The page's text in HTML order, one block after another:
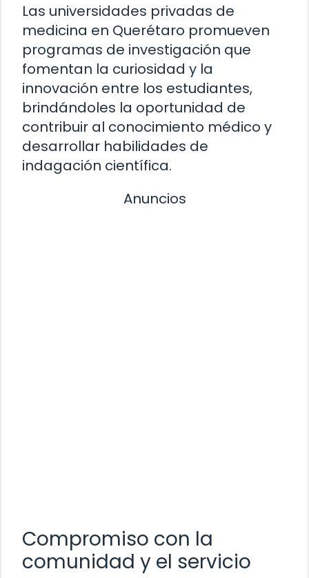
Las universidades privadas de
medicina en Querétaro promueven
programas de investigación que
fomentan la curiosidad y la
innovación entre los estudiantes,
brindándoles la oportunidad de
contribuir al conocimiento médico y
desarrollar habilidades de
indagación científica.
Anuncios
Compromiso con la
comunidad y el servicio